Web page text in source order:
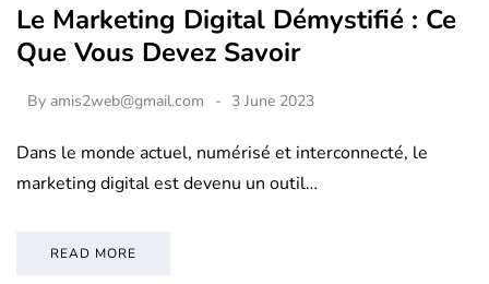
Le Marketing Digital Démystifié : Ce
Que Vous Devez Savoir
By amis2web@gmail.com 3 June 2023
Dans le monde actuel, numérisé et interconnecté, le
marketing digital est devenu un outil…
READ MORE